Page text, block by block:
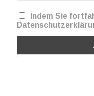
Indem Sie